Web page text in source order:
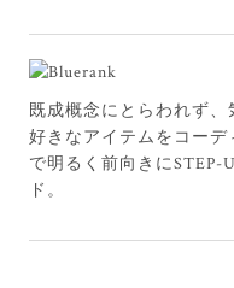
既成概念にとらわれず
好きなアイテムをコー
で明るく前向きにSTEP-
ド。